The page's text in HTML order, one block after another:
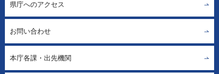
県庁へのアクセス
お問い合わせ
本庁各課・出先機関